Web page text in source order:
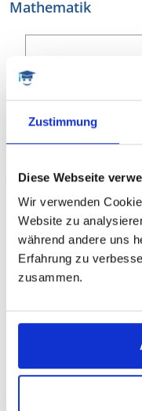
Zustimmung
Diese Webseite
Wir verwenden
Website zu
während andere uns
Erfahrung zu
zusammen.
Mathematik
Dr.
LaTeX,
HÄUFIGE